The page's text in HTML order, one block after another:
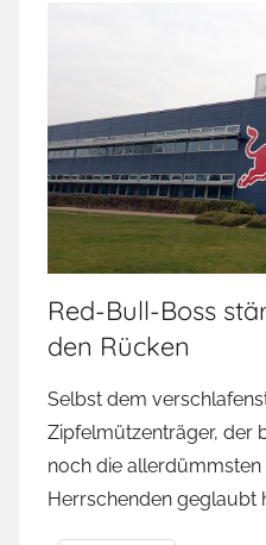
Red-Bull-Boss
den Rücken
Selbst dem
Zipfelmützenträger, der
noch die
Herrschenden geglaubt